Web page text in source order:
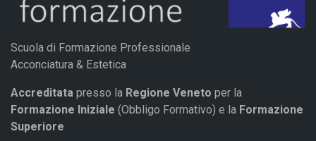
Scuola di Formazione Professionale
Acconciatura & Estetica
Accreditata presso la Regione Veneto per la
Formazione Iniziale (Obbligo Formativo) e la Formazione
Superiore